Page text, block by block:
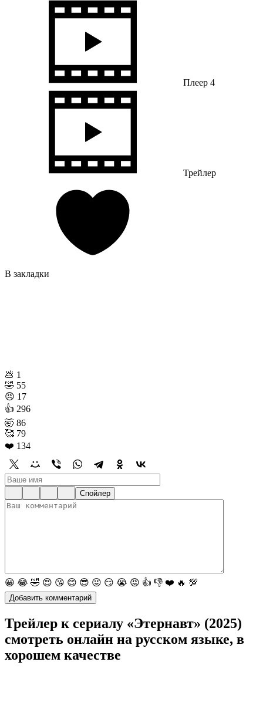
Плеер 4
Трейлер
В закладки
💩 1
🤣 55
😠 17
👍 296
🤯 86
🥰 79
❤️ 134
Спойлер
😀 😂 🤣 😍 😘 😊 😎 😜 😏 😭 😡 👍 👎 ❤️ 🔥 💯
Трейлер к сериалу «Этернавт» (2025)
cмотреть онлайн на русском языке, в
хорошем качестве